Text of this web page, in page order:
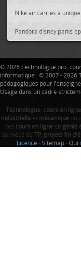
Nike air carries a
Pandora disney parks
© 2026 Technologue pro,
informatique · © 2007 - 2026
pédagogiques pour
Usage dans un cadre
Technologue: cours en
industrielleet mécanique
des cours en ligneen génie
données de TP, projets fin
Licence - Sitemap - Qui